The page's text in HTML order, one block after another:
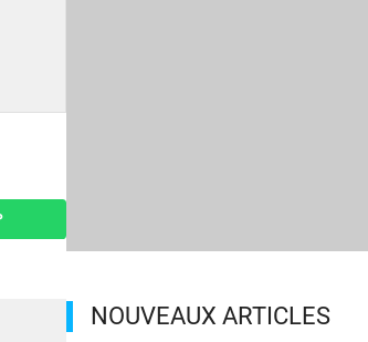
NOUVEAUX ARTICLES